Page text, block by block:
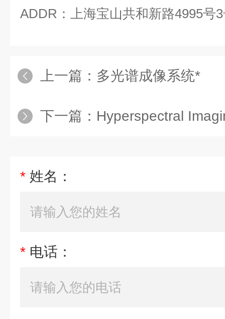
ADDR：上海宝山共和新路4995号
上一篇： 多光谱成像系统*
下一篇： Hyperspectral Imaging
* 姓名：
* 电话：